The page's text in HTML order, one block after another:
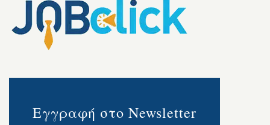
Εγγραφή στο Newsletter